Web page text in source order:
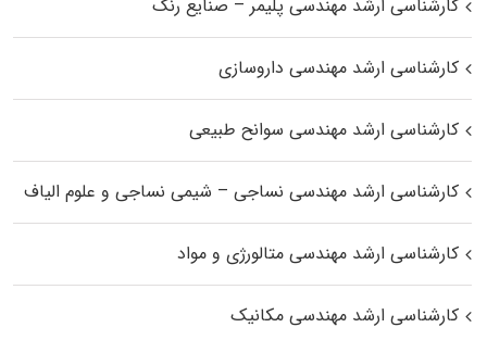
کارشناسی ارشد مهندسی پلیمر – صنایع رنگ
کارشناسی ارشد مهندسی داروسازی
کارشناسی ارشد مهندسی سوانح طبیعی
کارشناسی ارشد مهندسی نساجی – شیمی نساجی و علوم الیاف
کارشناسی ارشد مهندسی متالورژی و مواد
کارشناسی ارشد مهندسی مکانیک